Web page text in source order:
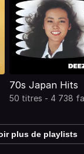
70s Japan Hits
50 titres - 4 738
plus de playlists